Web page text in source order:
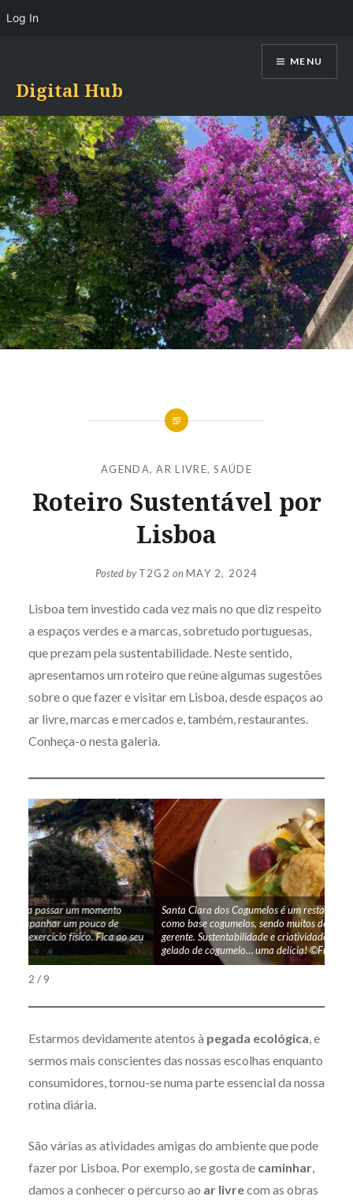
content
Digital Hub
MENU
AGENDA,AR LIVRE,SAÚDE
Roteiro Sustentável por
Lisboa
Posted byT2G2 onMAY 2, 2024
Lisboa tem investido cada vez mais no que diz respeito
a espaços verdes e a marcas, sobretudo portuguesas,
que prezam pela sustentabilidade. Neste sentido,
apresentamos um roteiro que reúne algumas sugestões
sobre o que fazer e visitar em Lisboa, desde espaços ao
ar livre, marcas e mercados e, também, restaurantes.
Conheça-o nesta galeria.
Santa Clara dos Cogumelos é um restaurante cuja ementa tem
como base cogumelos, sendo muitos deles colhidos pelo próprio
gerente. Sustentabilidade e criatividade não faltam – Até há
gelado de cogumelo… uma delícia! ©Francisca Louro
2 / 9
Estarmos devidamente atentos à pegada ecológica, e
sermos mais conscientes das nossas escolhas enquanto
consumidores, tornou-se numa parte essencial da nossa
rotina diária.
São várias as atividades amigas do ambiente que pode
fazer por Lisboa. Por exemplo, se gosta de caminhar,
damos a conhecer o percurso ao ar livrecom as obras
Log In